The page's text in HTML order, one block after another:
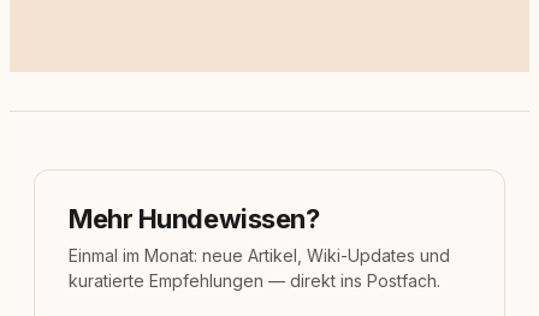
Mehr Hundewissen?
Einmal im Monat: neue Artikel, Wiki-Updates und
kuratierte Empfehlungen — direkt ins Postfach.